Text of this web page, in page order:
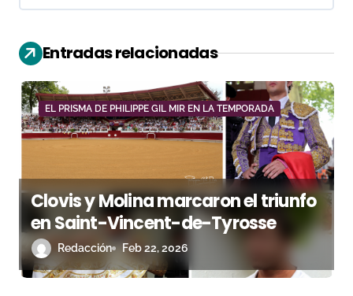
i
ó
n
d
e
e
n
t
r
Entradas relacionadas
EL PRISMA DE PHILIPPE GIL MIR EN LA TEMPORADA
Clovis y Molina marcaron el triunfo
en Saint-Vincent-de-Tyrosse
Redacción Feb 22, 2026